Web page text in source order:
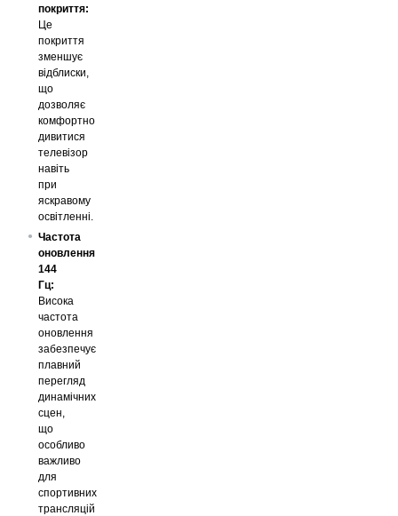
покриття:
Це
покриття
зменшує
відблиски,
що
дозволяє
комфортно
дивитися
телевізор
навіть
при
яскравому
освітленні.
Частота
оновлення
144
Гц:
Висока
частота
оновлення
забезпечує
плавний
перегляд
динамічних
сцен,
що
особливо
важливо
для
спортивних
трансляцій